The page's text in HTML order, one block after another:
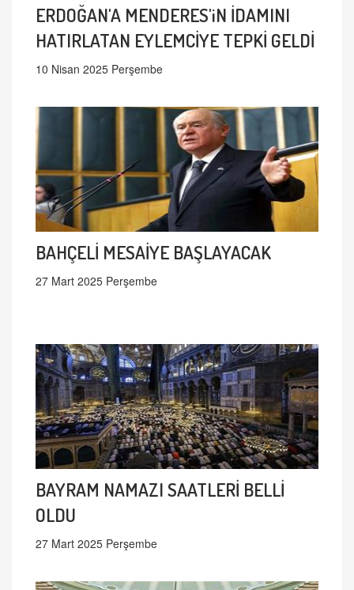
ERDOĞAN'A MENDERES'iN İDAMINI
HATIRLATAN EYLEMCİYE TEPKİ GELDİ
10 Nisan 2025 Perşembe
BAHÇELİ MESAİYE BAŞLAYACAK
27 Mart 2025 Perşembe
BAYRAM NAMAZI SAATLERİ BELLİ
OLDU
27 Mart 2025 Perşembe